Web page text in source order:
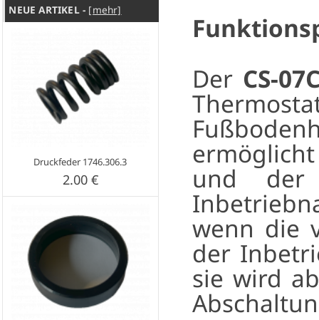
NEUE ARTIKEL - [mehr]
Druckfeder 1746.306.3
2.00 €
Der CS-
und der
wenn die
der
sie wird